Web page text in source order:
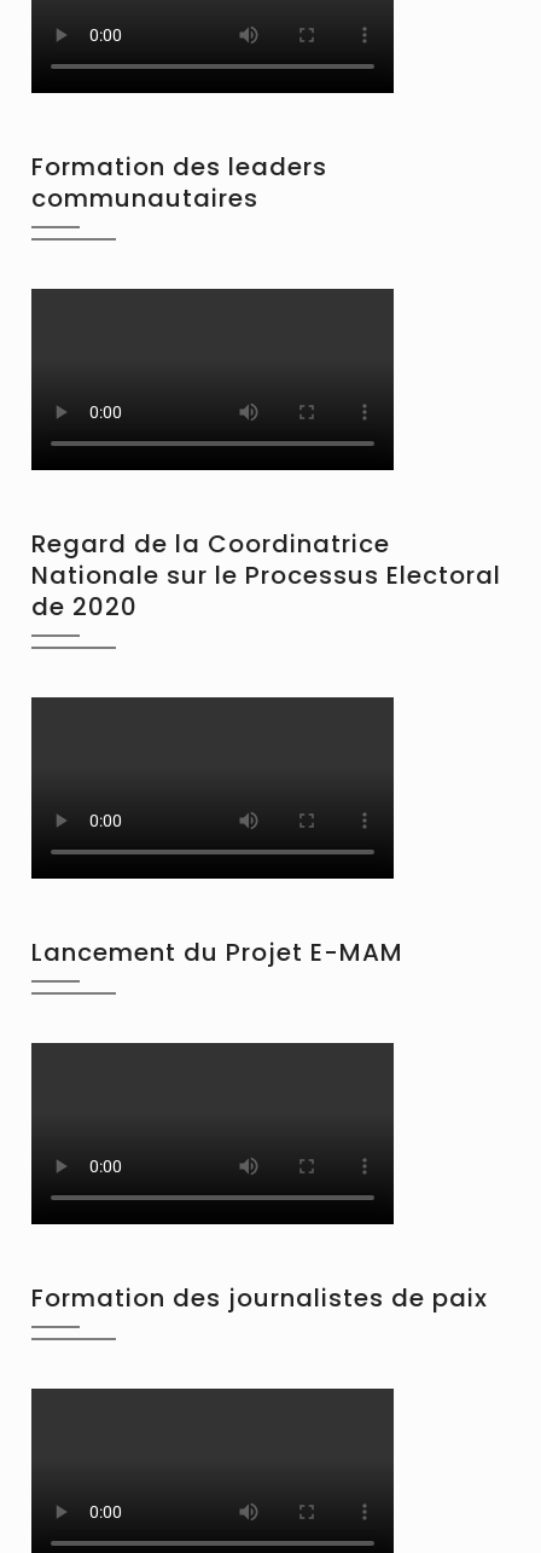
Formation des leaders
communautaires
Regard de la Coordinatrice
Nationale sur le Processus Electoral
de 2020
Lancement du Projet E-MAM
Formation des journalistes de paix